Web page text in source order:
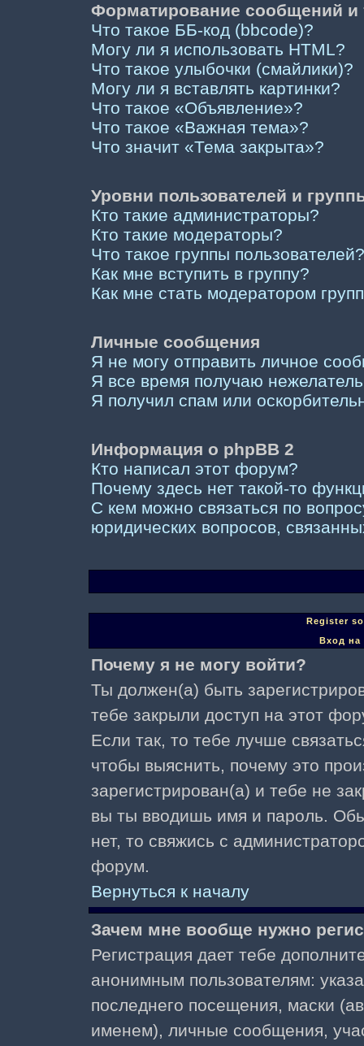
Форматирование сообщений
Что такое ББ-код (bbcode)?
Могу ли я использовать HTML?
Что такое улыбочки (смайлики)?
Могу ли я вставлять картинки?
Что такое «Объявление»?
Что такое «Важная тема»?
Что значит «Тема закрыта»?
Уровни пользователей и
Кто такие администраторы?
Кто такие модераторы?
Что такое группы пользователей?
Как мне вступить в группу?
Как мне стать модератором
Личные сообщения
Я не могу отправить личное
Я все время получаю
Я получил спам или
Информация о phpBB 2
Кто написал этот форум?
Почему здесь нет такой-то
С кем можно связаться по
юридических вопросов,
Register
Вход на
Почему я не могу войти?
Ты должен(а) быть
тебе закрыли доступ на этот
Если так, то тебе лучше
чтобы выяснить, почему это
зарегистрирован(а) и тебе не
вы ты вводишь имя и пароль.
нет, то свяжись с
форум.
Вернуться к началу
Зачем мне вообще нужно
Регистрация дает тебе
анонимным пользователям:
последнего посещения, маски
именем), личные сообщения,